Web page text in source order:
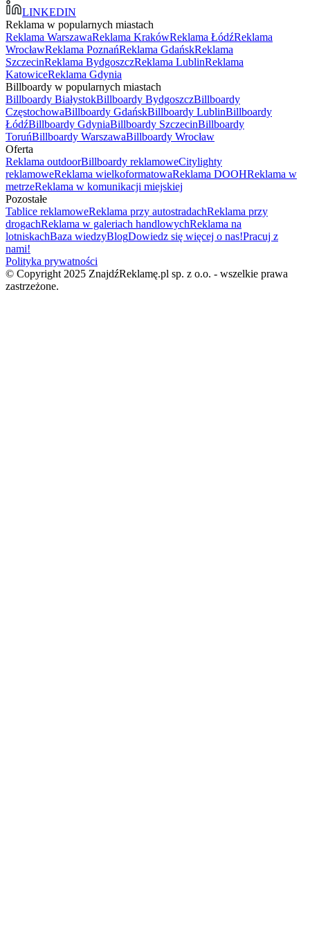
LINKEDIN
Reklama w popularnych miastach
Reklama WarszawaReklama KrakówReklama ŁódźReklama
WrocławReklama PoznańReklama GdańskReklama
SzczecinReklama BydgoszczReklama LublinReklama
KatowiceReklama Gdynia
Billboardy w popularnych miastach
Billboardy BiałystokBillboardy BydgoszczBillboardy
CzęstochowaBillboardy GdańskBillboardy LublinBillboardy
ŁódźBillboardy GdyniaBillboardy SzczecinBillboardy
ToruńBillboardy WarszawaBillboardy Wrocław
Oferta
Reklama outdoorBillboardy reklamoweCitylighty
reklamoweReklama wielkoformatowaReklama DOOHReklama w
metrzeReklama w komunikacji miejskiej
Pozostałe
Tablice reklamoweReklama przy autostradachReklama przy
drogachReklama w galeriach handlowychReklama na
lotniskachBaza wiedzyBlogDowiedz się więcej o nas!Pracuj z
nami!
Polityka prywatności
© Copyright 2025 ZnajdźReklamę.pl sp. z o.o. - wszelkie prawa
zastrzeżone.